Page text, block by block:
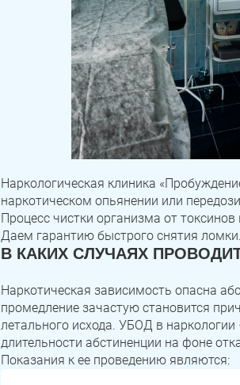
Наркологическая клиника
наркотическом опьянении или
Процесс чистки организма от
Даем гарантию быстрого снятия ломки.
В КАКИХ СЛУЧАЯХ
Наркотическая зависимость опасна
промедление зачастую становится
летального исхода. УБОД в
длительности абстиненции на фоне
Показания к ее проведению являются: